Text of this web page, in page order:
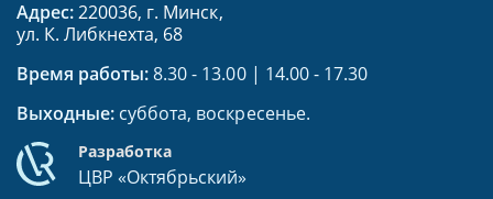
Адрес:220036, г. Минск,
ул. К. Либкнехта, 68
Время работы:8.30 - 13.00 | 14.00 - 17.30
Выходные: суббота, воскресенье.
Разработка
ЦВР «Октябрьский»